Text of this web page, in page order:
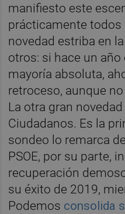
manifiesto este
prácticamente todos
novedad estriba en
otros: si hace un año
mayoría absoluta,
retroceso, aunque
La otra gran
Ciudadanos. Es la
sondeo lo remarca
PSOE, por su parte,
recuperación
su éxito de 2019,
Podemos consolida